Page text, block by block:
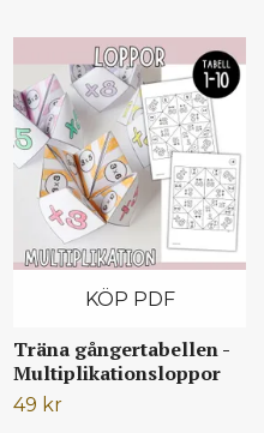
KÖP PDF
Träna gångertabellen -
Multiplikationsloppor
49 kr